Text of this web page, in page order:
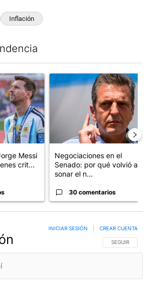
Inflación
con el título "Milei despidió a Jorge
Messi
crit...
Un artículo de tendencia
Negociaciones en el
Senado: por qué volvió a
sonar el n...
30 comentarios
SIGA ESTA
SEGUIR
INICIAR SESIÓN CREAR CUENTA